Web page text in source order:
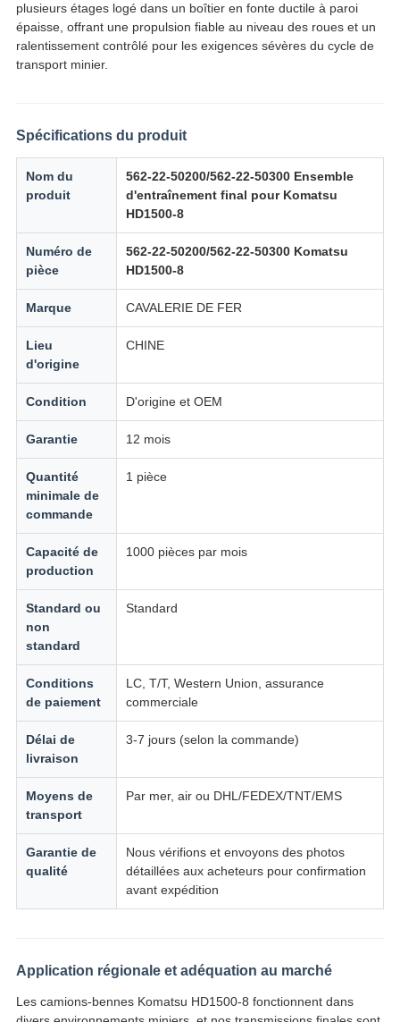
plusieurs étages logé dans un boîtier en fonte ductile à paroi
épaisse, offrant une propulsion fiable au niveau des roues et un
ralentissement contrôlé pour les exigences sévères du cycle de
transport minier.
Spécifications du produit
Nom du
produit
562-22-50200/562-22-50300 Ensemble
d'entraînement final pour Komatsu
HD1500-8
Numéro de
pièce
562-22-50200/562-22-50300 Komatsu
HD1500-8
Marque CAVALERIE DE FER
Lieu
d'origine
CHINE
Condition D'origine et OEM
Garantie 12 mois
Quantité
minimale de
commande
1 pièce
Capacité de
production
1000 pièces par mois
Standard ou
non
standard
Standard
Conditions
de paiement
LC, T/T, Western Union, assurance
commerciale
Délai de
livraison
3-7 jours (selon la commande)
Moyens de
transport
Par mer, air ou DHL/FEDEX/TNT/EMS
Garantie de
qualité
Nous vérifions et envoyons des photos
détaillées aux acheteurs pour confirmation
avant expédition
Application régionale et adéquation au marché
Les camions-bennes Komatsu HD1500-8 fonctionnent dans